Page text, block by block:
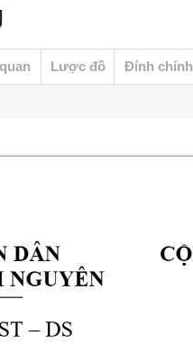
Lược đồ Đính chính